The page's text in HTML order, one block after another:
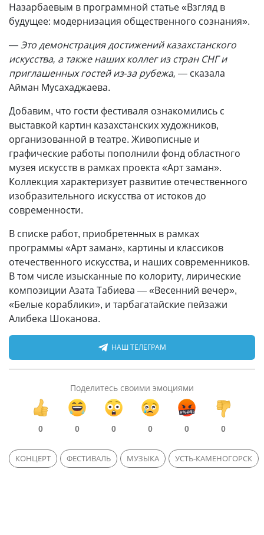
Назарбаевым в программной статье «Взгляд в
будущее: модернизация общественного сознания».
— Это демонстрация достижений казахстанского
искусства, а также наших коллег из стран СНГ и
приглашенных гостей из-за рубежа, — сказала
Айман Мусахаджаева.
Добавим, что гости фестиваля ознакомились с
выставкой картин казахстанских художников,
организованной в театре. Живописные и
графические работы пополнили фонд областного
музея искусств в рамках проекта «Арт заман».
Коллекция характеризует развитие отечественного
изобразительного искусства от истоков до
современности.
В списке работ, приобретенных в рамках
программы «Арт заман», картины и классиков
отечественного искусства, и наших современников.
В том числе изысканные по колориту, лирические
композиции Азата Табиева — «Весенний вечер»,
«Белые кораблики», и тарбагатайские пейзажи
Алибека Шоканова.
НАШ ТЕЛЕГРАМ
Поделитесь своими эмоциями
0 0 0 0 0 0
КОНЦЕРТ ФЕСТИВАЛЬ МУЗЫКА УСТЬ-КАМЕНОГОРСК